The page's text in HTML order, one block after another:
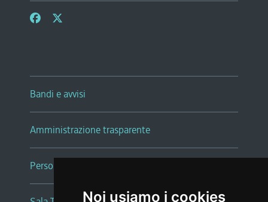
Noi usiamo i cookies
Bandi e avvisi
Amministrazione trasparente
Persone e Uffici